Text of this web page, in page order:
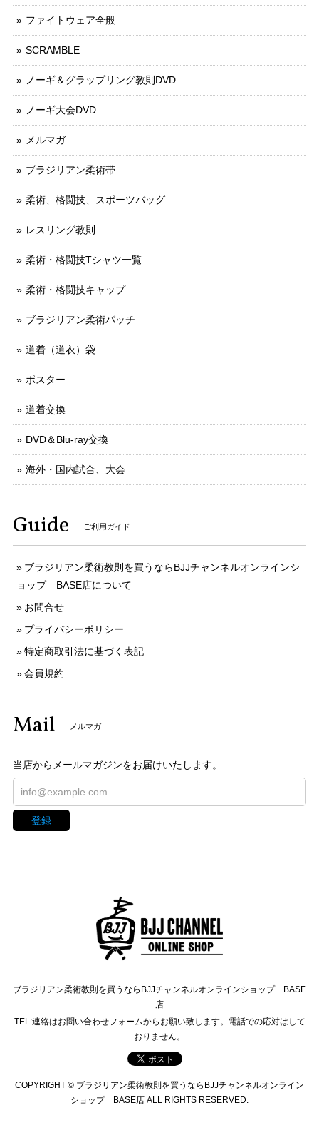
ファイトウェア全般
SCRAMBLE
ノーギ＆グラップリング教則DVD
ノーギ大会DVD
メルマガ
ブラジリアン柔術帯
柔術、格闘技、スポーツバッグ
レスリング教則
柔術・格闘技Tシャツ一覧
柔術・格闘技キャップ
ブラジリアン柔術パッチ
道着（道衣）袋
ポスター
道着交換
DVD＆Blu-ray交換
海外・国内試合、大会
Guide ご利用ガイド
ブラジリアン柔術教則を買うならBJJチャンネルオンラインシ
ョップ BASE店について
お問合せ
プライバシーポリシー
特定商取引法に基づく表記
会員規約
Mail メルマガ
当店からメールマガジンをお届けいたします。
登録
ブラジリアン柔術教則を買うならBJJチャンネルオンラインショップ BASE
店
TEL:連絡はお問い合わせフォームからお願い致します。電話での応対はして
おりません。
COPYRIGHT © ブラジリアン柔術教則を買うならBJJチャンネルオンライン
ショップ BASE店 ALL RIGHTS RESERVED.